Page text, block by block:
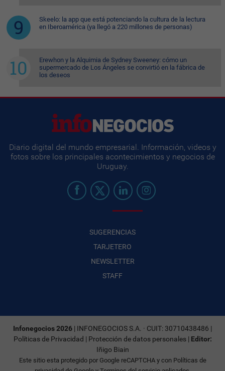
Skeelo: la app que está potenciando la cultura de la lectura
en Iberoamérica (ya llegó a 220 millones de personas)
Erewhon y la Alquimia de Sydney Sweeney: cómo un
supermercado de Los Ángeles se convirtió en la fábrica de
los deseos
Diario digital del mundo empresarial. Información, videos y
fotos sobre los principales acontecimientos y negocios de
Uruguay.
SUGERENCIAS
TARJETERO
NEWSLETTER
STAFF
Infonegocios 2026 | INFONEGOCIOS S.A. · CUIT: 30710438486 |
Políticas de Privacidad | Protección de datos personales| Editor:
Iñigo Biain
Este sitio esta protegido por Google reCAPTCHA y con Políticas de